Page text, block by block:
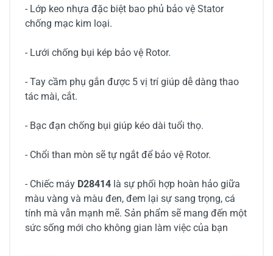
- Lớp keo nhựa đặc biệt bao phủ bảo vệ Stator
chống mạc kim loại.
- Lưới chống bụi kép bảo vệ Rotor.
- Tay cầm phụ gắn được 5 vị trí giúp dễ dàng thao
tác mài, cắt.
- Bạc đạn chống bụi giúp kéo dài tuổi thọ.
- Chổi than mòn sẽ tự ngắt để bảo vệ Rotor.
- Chiếc máy D28414 là sự phối hợp hoàn hảo giữa
màu vàng và màu đen, đem lại sự sang trọng, cá
tính mà vẫn mạnh mẽ. Sản phẩm sẽ mang đến một
sức sống mới cho không gian làm việc của bạn